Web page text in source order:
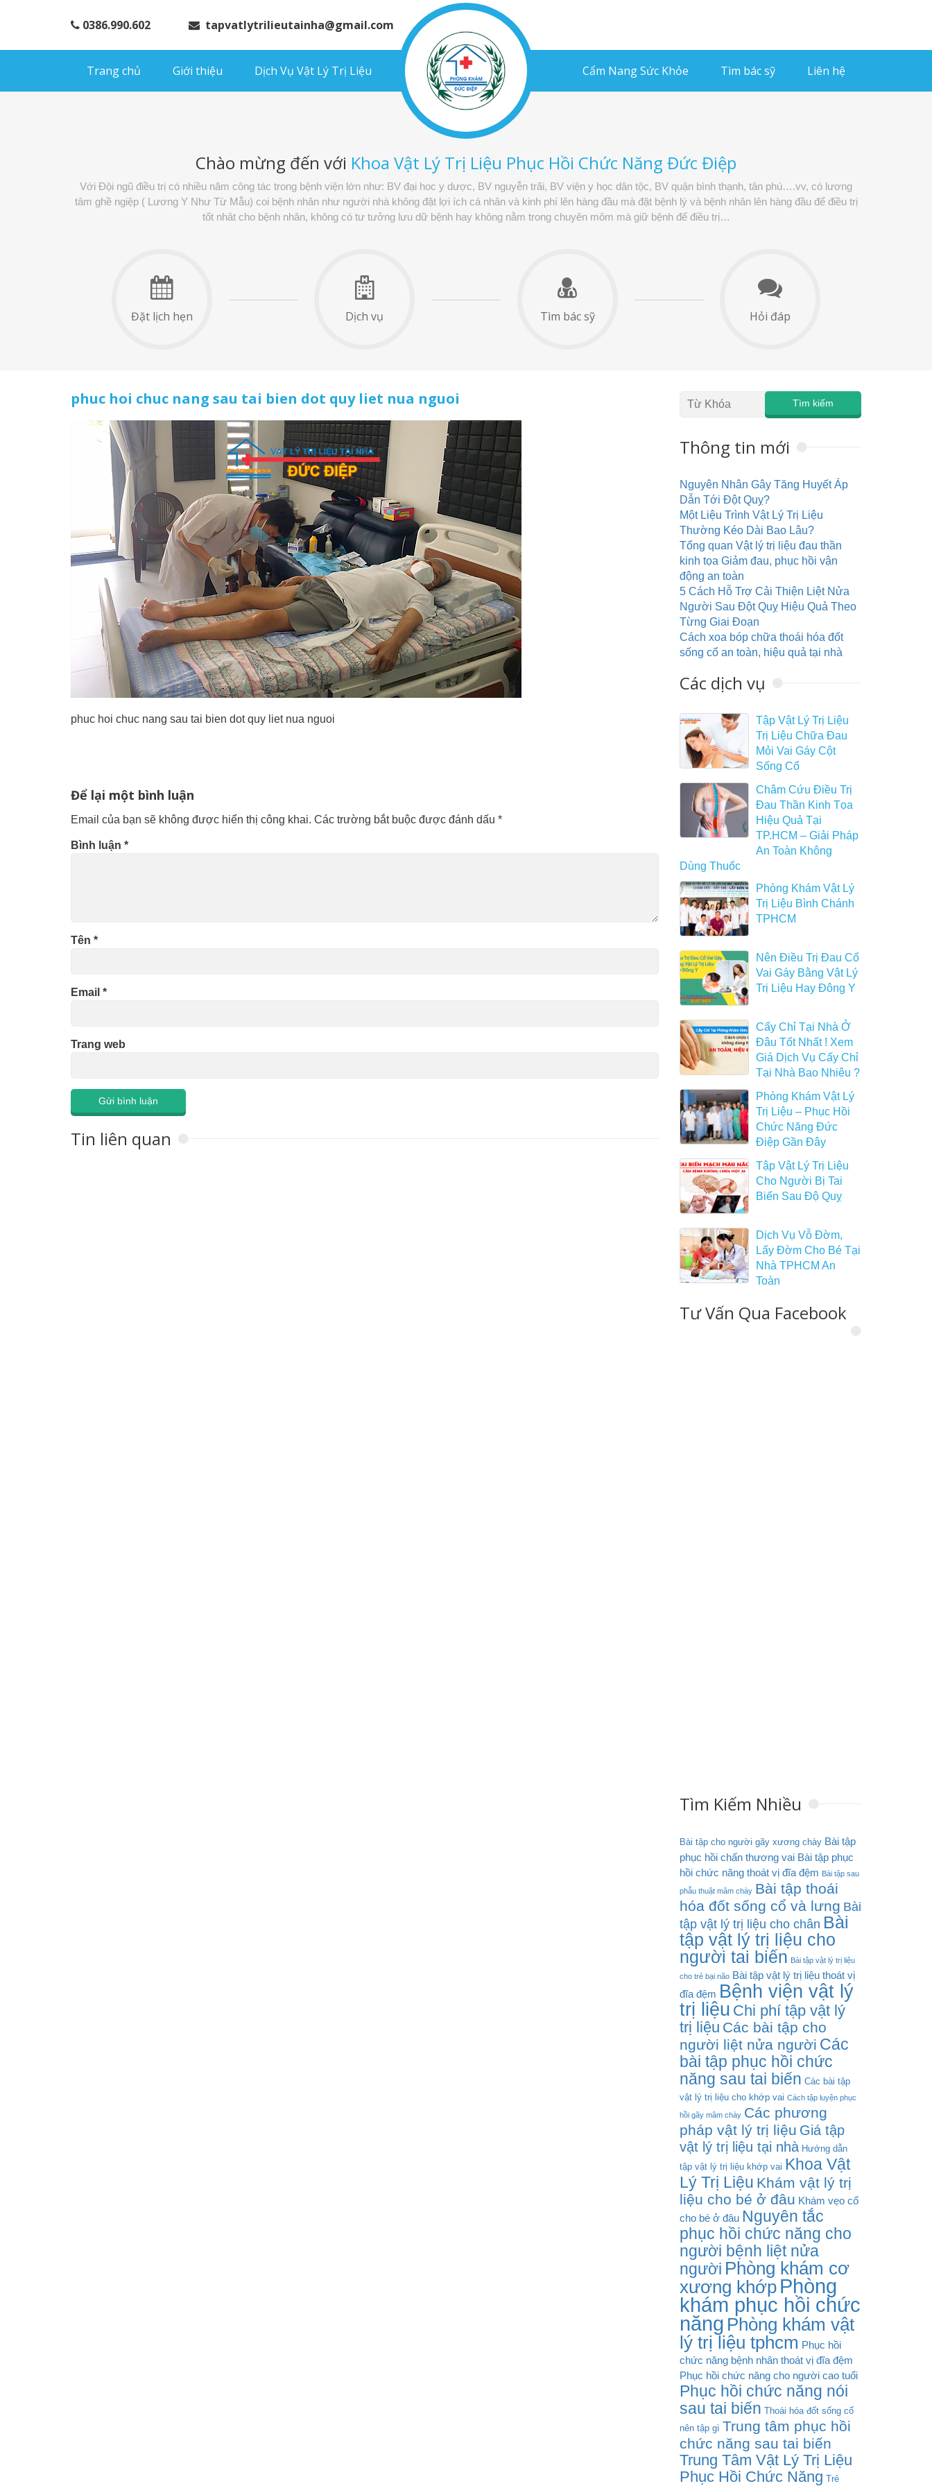
0386.990.602 tapvatlytrilieutainha@gmail.com
Trang chủ Giới thiệu Dịch Vụ Vật Lý Trị Liệu Cẩm Nang Sức Khỏe Tìm bác sỹ Liên hệ
Chào mừng đến với Khoa Vật Lý Trị Liệu Phục Hồi Chức Năng Đức Điệp
Với Đội ngũ điều trị có nhiều năm công tác trong bệnh viện lớn như: BV đại hoc y dược, BV nguyễn trãi, BV viện y học dân tộc, BV quận bình thạnh, tân phú….vv, có lương
tâm ghề ngiệp ( Lương Y Như Từ Mẫu) coi bệnh nhân như người nhà không đặt lợi ích cá nhân và kinh phí lên hàng đầu mà đặt bệnh lý và bệnh nhân lên hàng đầu để điều trị
tốt nhât cho bệnh nhân, không có tư tưởng lưu dữ bệnh hay không nằm trong chuyên môm mà giữ bệnh để điều trị…
Đặt lịch hẹn Dịch vụ Tìm bác sỹ Hỏi đáp
phuc hoi chuc nang sau tai bien dot quy liet nua nguoi
phuc hoi chuc nang sau tai bien dot quy liet nua nguoi
Để lại một bình luận
Email của bạn sẽ không được hiển thị công khai. Các trường bắt buộc được đánh dấu *
Bình luận *
Tên *
Email *
Trang web
Tin liên quan
Thông tin mới
Nguyên Nhân Gây Tăng Huyết Áp
Dẫn Tới Đột Quỵ?
Một Liệu Trình Vật Lý Trị Liệu
Thường Kéo Dài Bao Lâu?
Tổng quan Vật lý trị liệu đau thần
kinh tọa Giảm đau, phục hồi vận
động an toàn
5 Cách Hỗ Trợ Cải Thiện Liệt Nửa
Người Sau Đột Quỵ Hiệu Quả Theo
Từng Giai Đoạn
Cách xoa bóp chữa thoái hóa đốt
sống cổ an toàn, hiệu quả tại nhà
Các dịch vụ
Tập Vật Lý Trị Liệu
Trị Liệu Chữa Đau
Mỏi Vai Gáy Cột
Sống Cổ
Châm Cứu Điều Trị
Đau Thần Kinh Tọa
Hiệu Quả Tại
TP.HCM – Giải Pháp
An Toàn Không
Dùng Thuốc
Phòng Khám Vật Lý
Trị Liệu Bình Chánh
TPHCM
Nên Điều Trị Đau Cổ
Vai Gáy Bằng Vật Lý
Trị Liệu Hay Đông Y
Cấy Chỉ Tại Nhà Ở
Đâu Tốt Nhất ! Xem
Giá Dịch Vụ Cấy Chỉ
Tại Nhà Bao Nhiêu ?
Phòng Khám Vật Lý
Trị Liệu – Phục Hồi
Chức Năng Đức
Điệp Gần Đây
Tập Vật Lý Trị Liệu
Cho Người Bị Tai
Biến Sau Độ Quỵ
Dịch Vụ Vỗ Đờm,
Lấy Đờm Cho Bé Tại
Nhà TPHCM An
Toàn
Tư Vấn Qua Facebook
Tìm Kiếm Nhiều
Bài tập cho người gãy xương chày Bài tập
phục hồi chấn thương vai Bài tập phục
hồi chức năng thoát vị đĩa đệm Bài tập sau
phẫu thuật mâm chày Bài tập thoái
hóa đốt sống cổ và lưng Bài
tập vật lý trị liệu cho chân Bài
tập vật lý trị liệu cho
người tai biến Bài tập vật lý trị liệu
cho trẻ bại não Bài tập vật lý trị liệu thoát vị
đĩa đệm Bệnh viện vật lý
trị liệu Chi phí tập vật lý
trị liệu Các bài tập cho
người liệt nửa người Các
bài tập phục hồi chức
năng sau tai biến Các bài tập
vật lý trị liệu cho khớp vai Cách tập luyện phục
hồi gãy mâm chày Các phương
pháp vật lý trị liệu Giá tập
vật lý trị liệu tại nhà Hướng dẫn
tập vật lý trị liệu khớp vai Khoa Vật
Lý Trị Liệu Khám vật lý trị
liệu cho bé ở đâu Khám vẹo cổ
cho bé ở đâu Nguyên tắc
phục hồi chức năng cho
người bệnh liệt nửa
người Phòng khám cơ
xương khớp Phòng
khám phục hồi chức
năng Phòng khám vật
lý trị liệu tphcm Phục hồi
chức năng bệnh nhân thoát vị đĩa đệm
Phục hồi chức năng cho người cao tuổi
Phục hồi chức năng nói
sau tai biến Thoái hóa đốt sống cổ
nên tập gì Trung tâm phục hồi
chức năng sau tai biến
Trung Tâm Vật Lý Trị Liệu
Phục Hồi Chức Năng Trẻ